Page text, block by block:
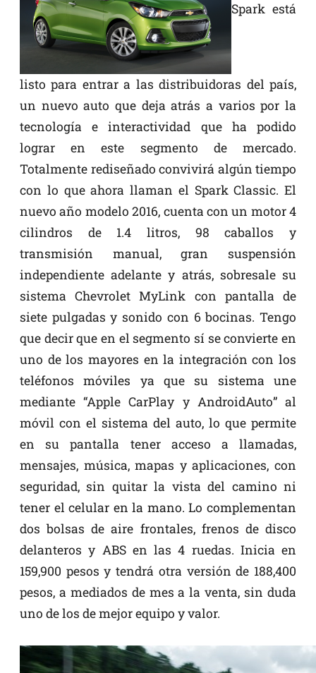
Spark está
listo para entrar a las distribuidoras del país,
un nuevo auto que deja atrás a varios por la
tecnología e interactividad que ha podido
lograr en este segmento de mercado.
Totalmente rediseñado convivirá algún tiempo
con lo que ahora llaman el Spark Classic. El
nuevo año modelo 2016, cuenta con un motor 4
cilindros de 1.4 litros, 98 caballos y
transmisión manual, gran suspensión
independiente adelante y atrás, sobresale su
sistema Chevrolet MyLink con pantalla de
siete pulgadas y sonido con 6 bocinas. Tengo
que decir que en el segmento sí se convierte en
uno de los mayores en la integración con los
teléfonos móviles ya que su sistema une
mediante “Apple CarPlay y AndroidAuto” al
móvil con el sistema del auto, lo que permite
en su pantalla tener acceso a llamadas,
mensajes, música, mapas y aplicaciones, con
seguridad, sin quitar la vista del camino ni
tener el celular en la mano. Lo complementan
dos bolsas de aire frontales, frenos de disco
delanteros y ABS en las 4 ruedas. Inicia en
159,900 pesos y tendrá otra versión de 188,400
pesos, a mediados de mes a la venta, sin duda
uno de los de mejor equipo y valor.